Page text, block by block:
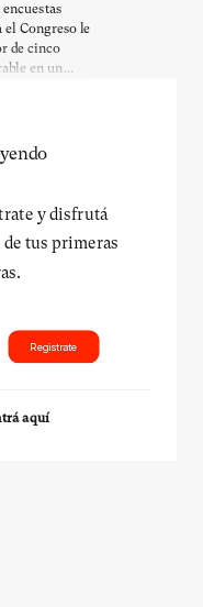
el Congreso le
de cinco
en un...
y disfrutá
tus primeras
Registrate
aquí